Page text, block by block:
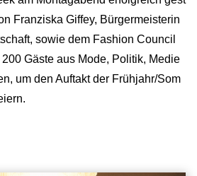
Franziska Giffey, Bürgermeisterin
sowie dem Fashion Council
Gäste aus Mode, Politik, Medie
um den Auftakt der Frühjahr/Som